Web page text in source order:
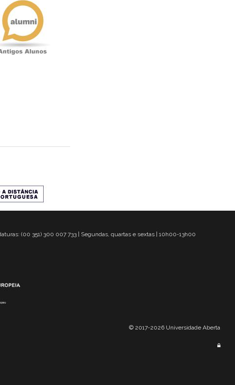
(00 351) 300 007 733 | Segundas, quartas e sextas | 10h00-13h00
© 2017-2026 Universidade Aberta